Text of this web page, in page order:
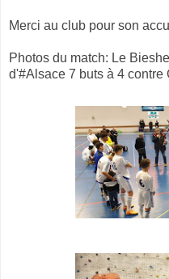
Merci au club pour son
Photos du match: Le
d'#Alsace 7 buts à 4 contre